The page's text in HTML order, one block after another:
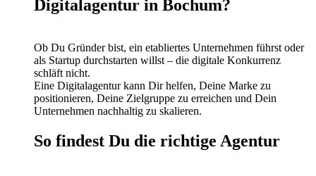
Digitalagentur in Bochum?
Ob Du Gründer bist, ein etabliertes Unternehmen führst oder
als Startup durchstarten willst – die digitale Konkurrenz
schläft nicht.
Eine Digitalagentur kann Dir helfen, Deine Marke zu
positionieren, Deine Zielgruppe zu erreichen und Dein
Unternehmen nachhaltig zu skalieren.
So findest Du die richtige Agentur